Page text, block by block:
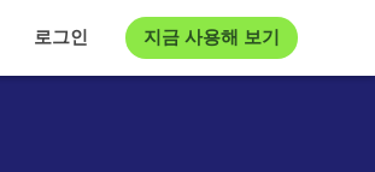
지금 사용해 보기
로그인